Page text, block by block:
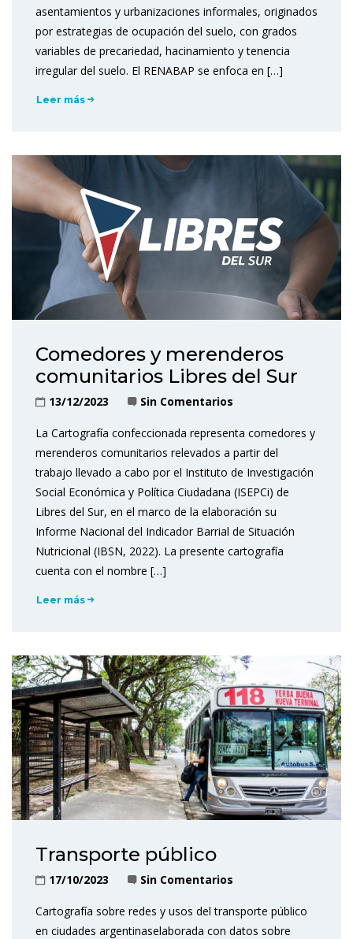
asentamientos y urbanizaciones informales, originados
por estrategias de ocupación del suelo, con grados
variables de precariedad, hacinamiento y tenencia
irregular del suelo. El RENABAP se enfoca en […]
Leer más
Comedores y merenderos
comunitarios Libres del Sur
13/12/2023 Sin Comentarios
La Cartografía confeccionada representa comedores y
merenderos comunitarios relevados a partir del
trabajo llevado a cabo por el Instituto de Investigación
Social Económica y Política Ciudadana (ISEPCi) de
Libres del Sur, en el marco de la elaboración su
Informe Nacional del Indicador Barrial de Situación
Nutricional (IBSN, 2022). La presente cartografía
cuenta con el nombre […]
Leer más
Transporte público
17/10/2023 Sin Comentarios
Cartografía sobre redes y usos del transporte público
en ciudades argentinaselaborada con datos sobre